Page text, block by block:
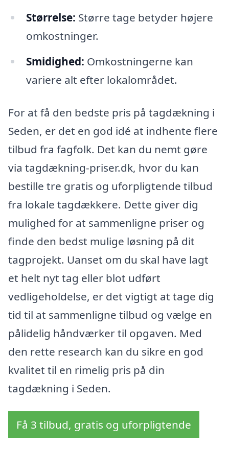
Størrelse: Større tage betyder højere
omkostninger.
Smidighed: Omkostningerne kan
variere alt efter lokalområdet.
For at få den bedste pris på tagdækning i
Seden, er det en god idé at indhente flere
tilbud fra fagfolk. Det kan du nemt gøre
via tagdækning-priser.dk, hvor du kan
bestille tre gratis og uforpligtende tilbud
fra lokale tagdækkere. Dette giver dig
mulighed for at sammenligne priser og
finde den bedst mulige løsning på dit
tagprojekt. Uanset om du skal have lagt
et helt nyt tag eller blot udført
vedligeholdelse, er det vigtigt at tage dig
tid til at sammenligne tilbud og vælge en
pålidelig håndværker til opgaven. Med
den rette research kan du sikre en­ god
kvalitet til en rimelig pris på din
tagdækning i Seden.
Få 3 tilbud, gratis og uforpligtende